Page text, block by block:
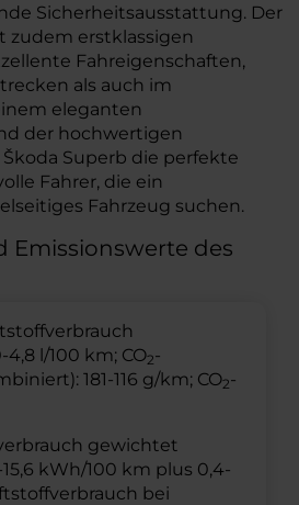
Sicherheitsausstattung. Der
zudem erstklassigen
Fahreigenschaften,
als auch im
eleganten
der hochwertigen
Superb die perfekte
Fahrer, die ein
Fahrzeug suchen.
Emissionswerte des
l/100 km; CO2-
181-116 g/km; CO2-
gewichtet
kWh/100 km plus 0,4-
bei